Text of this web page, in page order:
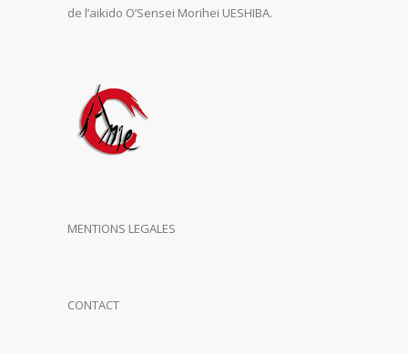
de l’aikido O’Sensei Morihei UESHIBA.
MENTIONS LEGALES
CONTACT